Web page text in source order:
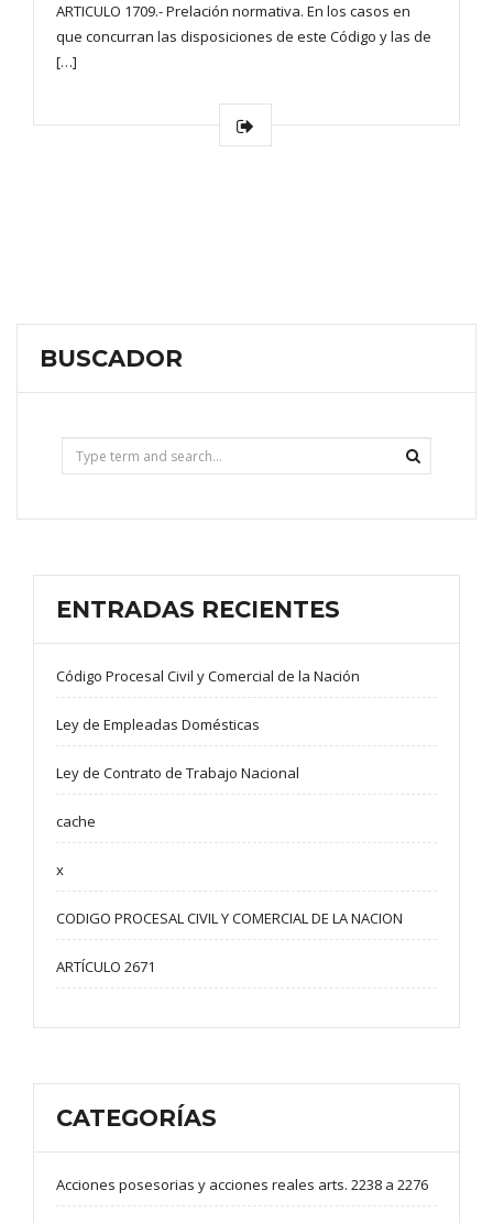
ARTICULO 1709.- Prelación normativa. En los casos en
que concurran las disposiciones de este Código y las de
[…]
BUSCADOR
ENTRADAS RECIENTES
Código Procesal Civil y Comercial de la Nación
Ley de Empleadas Domésticas
Ley de Contrato de Trabajo Nacional
cache
x
CODIGO PROCESAL CIVIL Y COMERCIAL DE LA NACION
ARTÍCULO 2671
CATEGORÍAS
Acciones posesorias y acciones reales arts. 2238 a 2276